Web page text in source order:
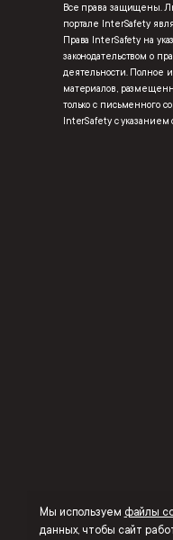
Все права защищены.
портале InterSafety
Права InterSafety на
законодательством о
деятельности. Полное
материалов,
только с письменного
InterSafety с указанием
Мы используем файлы
данных, чтобы сайт